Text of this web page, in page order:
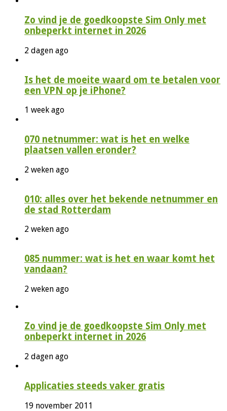
Zo vind je de goedkoopste Sim Only met
onbeperkt internet in 2026
2 dagen ago
Is het de moeite waard om te betalen voor
een VPN op je iPhone?
1 week ago
070 netnummer: wat is het en welke
plaatsen vallen eronder?
2 weken ago
010: alles over het bekende netnummer en
de stad Rotterdam
2 weken ago
085 nummer: wat is het en waar komt het
vandaan?
2 weken ago
Zo vind je de goedkoopste Sim Only met
onbeperkt internet in 2026
2 dagen ago
Applicaties steeds vaker gratis
19 november 2011